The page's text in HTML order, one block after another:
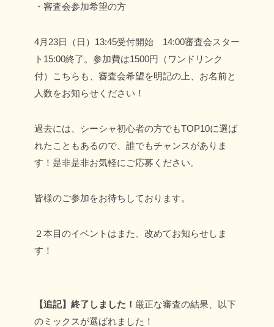
・審査会参加希望の方
4月23日（日）13:45受付開始 14:00審査会スター
ト15:00終了。 参加費は1500円（ワンドリンク
付）
こちらも、審査会希望を明記の上、お名前と
人数をお知らせください！
過去には、シーシャ初心者の方でもTOP10に選ば
れたこともあるので、誰でもチャンスがありま
す！是非是非お気軽にご応募ください。
皆様のご参加をお待ちしております。
２本目のイベントはまた、改めてお知らせしま
す！
【追記】終了しました！ 厳正な審査の結果、以下
のミックスが選ばれました！